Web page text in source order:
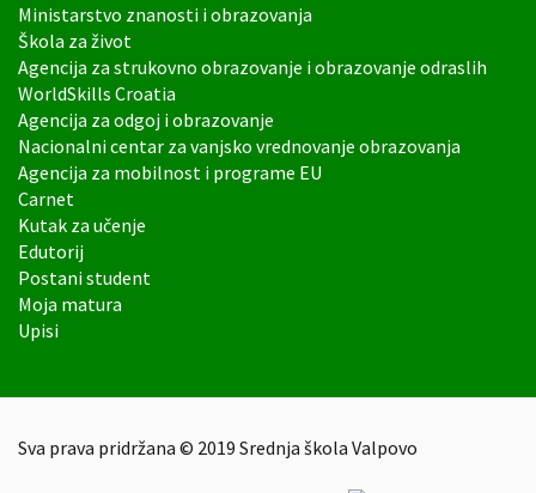
Ministarstvo znanosti i obrazovanja
Škola za život
Agencija za strukovno obrazovanje i obrazovanje odraslih
WorldSkills Croatia
Agencija za odgoj i obrazovanje
Nacionalni centar za vanjsko vrednovanje obrazovanja
Agencija za mobilnost i programe EU
Carnet
Kutak za učenje
Edutorij
Postani student
Moja matura
Upisi
Sva prava pridržana © 2019 Srednja škola Valpovo